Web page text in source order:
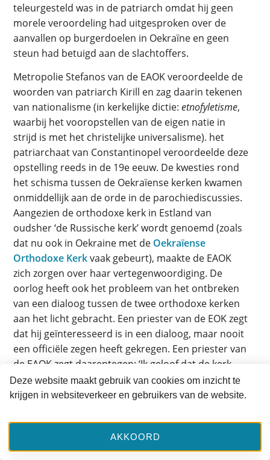
teleurgesteld was in de patriarch omdat hij geen
morele veroordeling had uitgesproken over de
aanvallen op burgerdoelen in Oekraïne en geen
steun had betuigd aan de slachtoffers.
Metropolie Stefanos van de EAOK veroordeelde de
woorden van patriarch Kirill en zag daarin tekenen
van nationalisme (in kerkelijke dictie: etnofyletisme,
waarbij het vooropstellen van de eigen natie in
strijd is met het christelijke universalisme). het
patriarchaat van Constantinopel veroordeelde deze
opstelling reeds in de 19e eeuw. De kwesties rond
het schisma tussen de Oekraïense kerken kwamen
onmiddellijk aan de orde in de parochiediscussies.
Aangezien de orthodoxe kerk in Estland van
oudsher ‘de Russische kerk’ wordt genoemd (zoals
dat nu ook in Oekraine met de Oekraïense
Orthodoxe Kerkvaak gebeurt), maakte de EAOK
zich zorgen over haar vertegenwoordiging. De
oorlog heeft ook het probleem van het ontbreken
van een dialoog tussen de twee orthodoxe kerken
aan het licht gebracht. Een priester van de EOK zegt
dat hij geïnteresseerd is in een dialoog, maar nooit
een officiële zegen heeft gekregen. Een priester van
de EAOK zegt daarentegen: ‘Ik geloof dat de kerk
deze dialoog proactief kan voeren, er moet meer
discussie komen.’ De dialoog betekent echter niet
Deze website maakt gebruik van cookies om inzicht te
krijgen in websiteverkeer en gebruikers van de website.
AKKOORD